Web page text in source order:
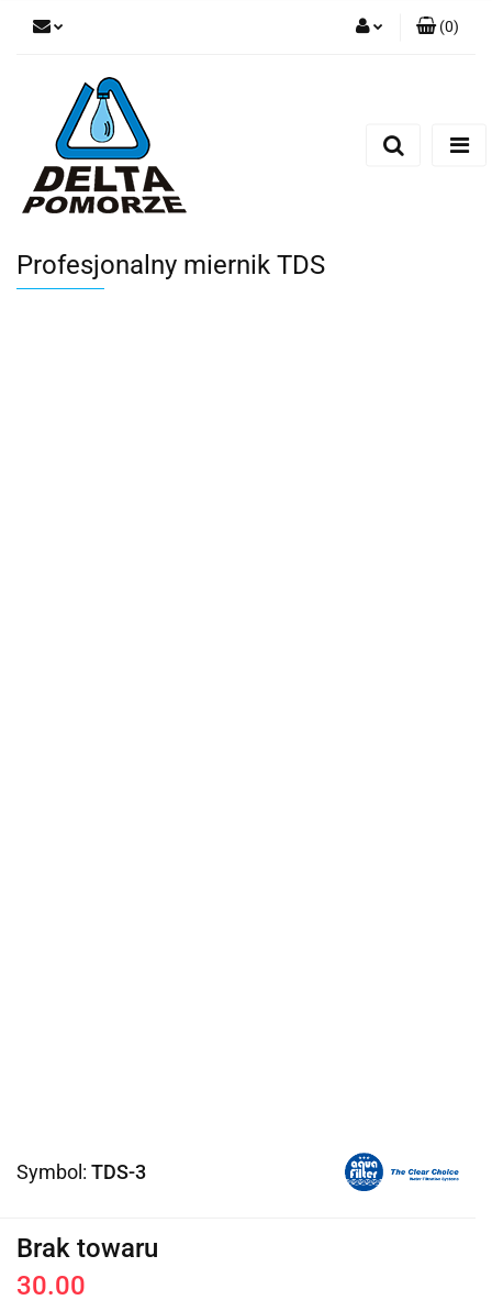
(0)
Profesjonalny miernik TDS
Symbol: TDS-3
Brak towaru
30.00